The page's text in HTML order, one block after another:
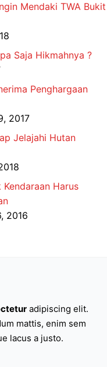
Mendaki TWA Bukit
Saja Hikmahnya ?
Penghargaan
2017
Jelajahi Hutan
Harus
2016
adipiscing elit.
mattis, enim sem
lacus a justo.